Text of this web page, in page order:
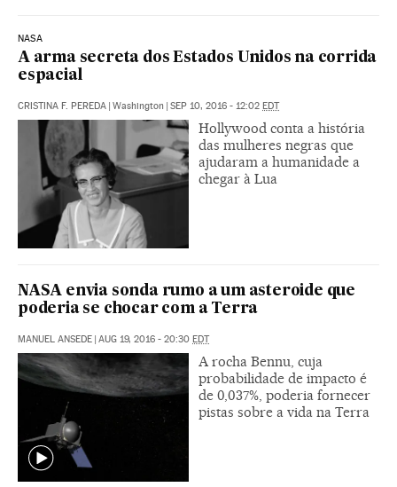
NASA
A arma secreta dos Estados Unidos na corrida
espacial
CRISTINA F. PEREDA | Washington | SEP 10, 2016 - 12:02 EDT
Hollywood conta a história
das mulheres negras que
ajudaram a humanidade a
chegar à Lua
NASA envia sonda rumo a um asteroide que
poderia se chocar com a Terra
MANUEL ANSEDE | AUG 19, 2016 - 20:30 EDT
A rocha Bennu, cuja
probabilidade de impacto é
de 0,037%, poderia fornecer
pistas sobre a vida na Terra